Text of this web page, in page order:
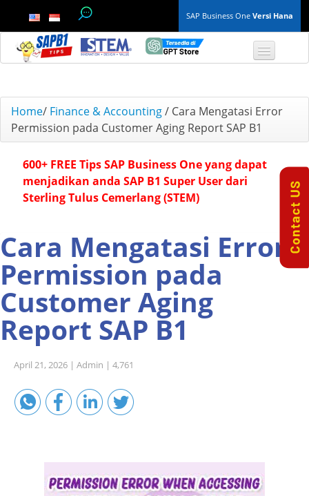
SAP Business One Versi Hana
TOP 10 B1 TIPS
General
Finance & Accounting
Inventory & Production
Project Management
Purchasing A/P
Sales A/R
Technical
Home/ Finance & Accounting/ Cara Mengatasi Error
Permission pada Customer Aging Report SAP B1
600+ FREE Tips SAP Business One yang dapat
menjadikan anda SAP B1 Super User dari
Sterling Tulus Cemerlang (STEM)
Cara Mengatasi Error
Permission pada
Customer Aging
Report SAP B1
April 21, 2026 | Admin | 4,761